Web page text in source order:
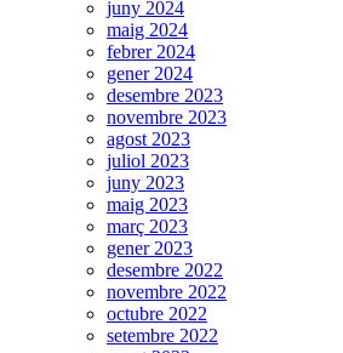
juny 2024
maig 2024
febrer 2024
gener 2024
desembre 2023
novembre 2023
agost 2023
juliol 2023
juny 2023
maig 2023
març 2023
gener 2023
desembre 2022
novembre 2022
octubre 2022
setembre 2022